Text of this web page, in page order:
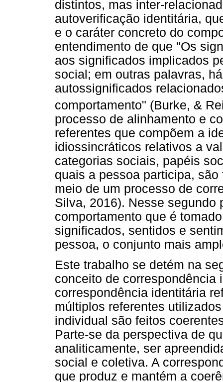
distintos, mas inter-
autoverificação identitária,
e o caráter concreto do
entendimento de que "Os
aos significados implicados
social; em outras palavras,
autossignificados
comportamento" (Burke, &
processo de alinhamento e
referentes que compõem a
idiossincráticos relativos a
categorias sociais, papéis
quais a pessoa participa,
meio de um processo de
Silva, 2016). Nesse segundo
comportamento que é
significados, sentidos e
pessoa, o conjunto mais
Este trabalho se detém na
conceito de correspondência
correspondência identitária
múltiplos referentes
individual são feitos
Parte-se da perspectiva de
analiticamente, ser
social e coletiva. A
que produz e mantém a